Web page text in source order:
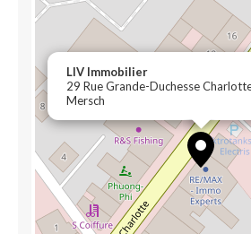
LIV Immobilier
29 Rue Grande-Duchesse
Mersch